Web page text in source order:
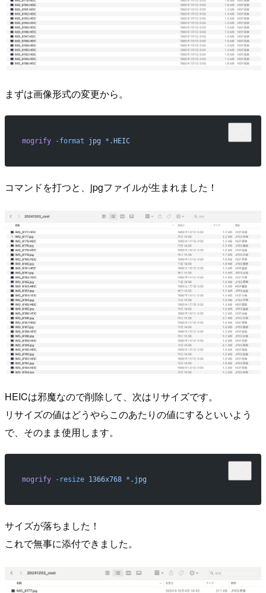
まずは画像形式の変更から。
mogrify -format jpg * .HEIC
コマンドを打つと、jpgファイルが生まれました！
HEICは邪魔なので削除して、次はリサイズです。
リサイズの値はどうやらこのあたりの値にするといいよう
で、そのまま使用します。
mogrify -resize 1366x768 * .jpg
サイズが落ちました！
これで無事に添付できました。